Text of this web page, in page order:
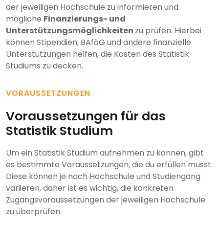
der jeweiligen Hochschule zu informieren und
mögliche Finanzierungs- und
Unterstützungsmöglichkeiten zu prüfen. Hierbei
können Stipendien, BAföG und andere finanzielle
Unterstützungen helfen, die Kosten des Statistik
Studiums zu decken.
VORAUSSETZUNGEN
Voraussetzungen für das
Statistik Studium
Um ein Statistik Studium aufnehmen zu können, gibt
es bestimmte Voraussetzungen, die du erfüllen musst.
Diese können je nach Hochschule und Studiengang
variieren, daher ist es wichtig, die konkreten
Zugangsvoraussetzungen der jeweiligen Hochschule
zu überprüfen.